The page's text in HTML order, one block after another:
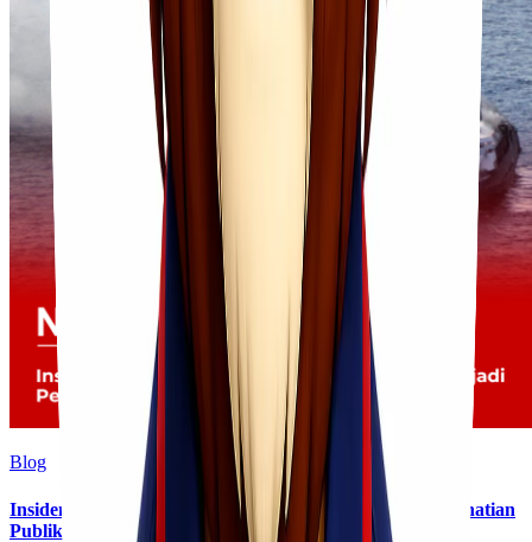
Blog
Insiden Kebakaran KM Mutiara Sentosa II Menjadi Perhatian
Publik